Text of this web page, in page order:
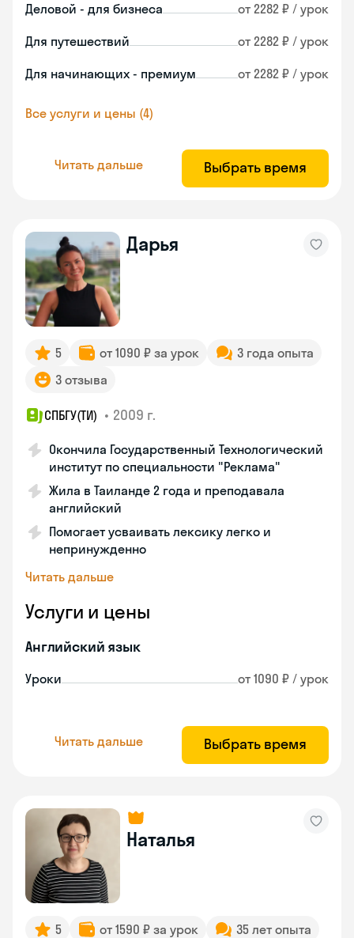
Деловой - для бизнеса от 2282 ₽ / урок
Для путешествий от 2282 ₽ / урок
Для начинающих - премиум от 2282 ₽ / урок
Все услуги и цены (4)
Читать дальше Выбрать время
Дарья
5 от 1090 ₽ за урок
3 года опыта
3 отзыва
СПБГУ(ТИ) • 2009 г.
Окончила Государственный Технологический
институт по специальности "Реклама"
Жила в Таиланде 2 года и преподавала
английский
Помогает усваивать лексику легко и
непринужденно
Читать дальше
Услуги и цены
Английский язык
Уроки от 1090 ₽ / урок
Читать дальше Выбрать время
Наталья
5 от 1590 ₽ за урок
35 лет опыта